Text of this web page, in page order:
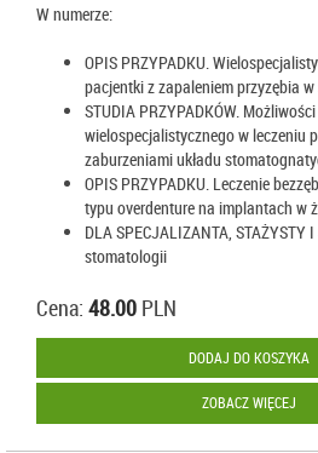
W numerze:
OPIS PRZYPADKU.
pacjentki z zapaleniem przyzębia
STUDIA PRZYPADKÓW.
wielospecjalistycznego w leczeniu
zaburzeniami układu
OPIS PRZYPADKU. Leczenie
typu overdenture na implantach w
DLA SPECJALIZANTA, STAŻYSTY
stomatologii
Cena: 48.00 PLN
DODAJ DO KOSZYKA
ZOBACZ WIĘCEJ